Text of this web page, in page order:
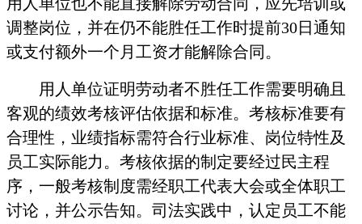
调整岗位，并在仍不能胜任工作时提前30日通知
或支付额外一个月工资才能解除合同。
用人单位证明劳动者不胜任工作需要明确且
客观的绩效考核评估依据和标准。考核标准要有
合理性，业绩指标需符合行业标准、岗位特性及
员工实际能力。考核依据的制定要经过民主程
序，一般考核制度需经职工代表大会或全体职工
讨论，并公示告知。司法实践中，认定员工不能